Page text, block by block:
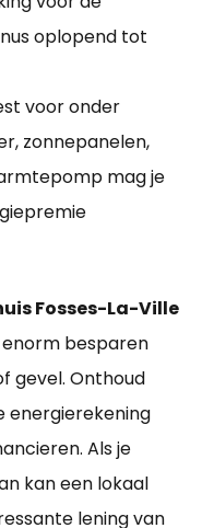
oplopend tot
voor onder
zonnepanelen,
mag je
Fosses-La-Ville
enorm besparen
gevel. Onthoud
energierekening
Als je
kan een lokaal
lening van